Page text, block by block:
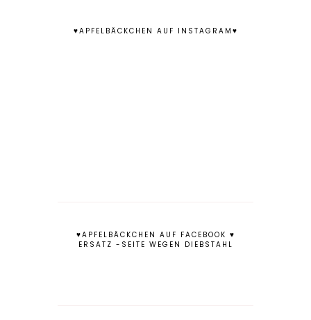
♥APFELBÄCKCHEN AUF INSTAGRAM♥
♥APFELBÄCKCHEN AUF FACEBOOK ♥
ERSATZ -SEITE WEGEN DIEBSTAHL